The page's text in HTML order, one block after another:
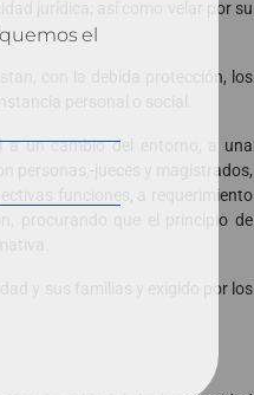
jurídica; así como velar por su
con la debida protección, los
personal o social.
a un cambio del entorno, a una
personas,-jueces y magistrados,
funciones, a requerimiento
procurando que el principio de
y sus familias y exigido por los
el